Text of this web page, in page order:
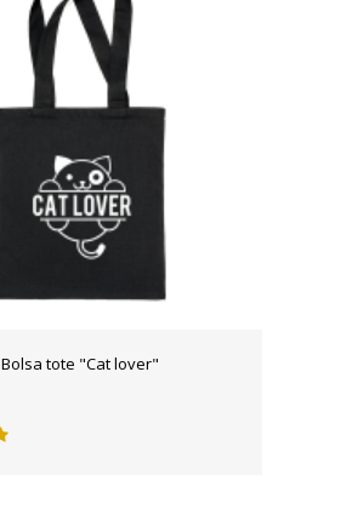
Bolsa tote "Cat lover"